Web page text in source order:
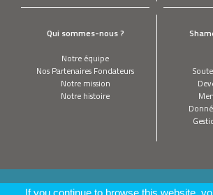
Qui sommes-nous ?
Notre équipe
Nos Partenaires Fondateurs
Notre mission
Notre histoire
This site is registered onwpml.orgas a development
If you continue to browse this website,